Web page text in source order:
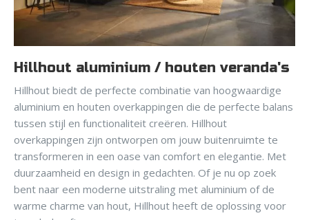
Hillhout aluminium / houten veranda's
Hillhout biedt de perfecte combinatie van hoogwaardige
aluminium en houten overkappingen die de perfecte balans
tussen stijl en functionaliteit creëren. Hillhout
overkappingen zijn ontworpen om jouw buitenruimte te
transformeren in een oase van comfort en elegantie. Met
duurzaamheid en design in gedachten. Of je nu op zoek
bent naar een moderne uitstraling met aluminium of de
warme charme van hout, Hillhout heeft de oplossing voor